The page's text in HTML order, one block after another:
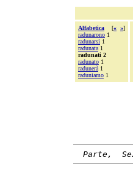
Alfabetica [« »]
radunarono 1
radunarsi 1
radunata 1
radunati 2
radunato 1
radunerà 1
raduniamo 1
Parte,